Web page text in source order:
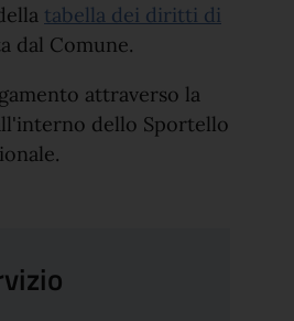
tabella dei diritti di
dal Comune.
attraverso la
dello Sportello